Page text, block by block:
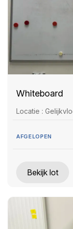
Whiteboard
Locatie :
AFGELOPEN
Bekijk lot